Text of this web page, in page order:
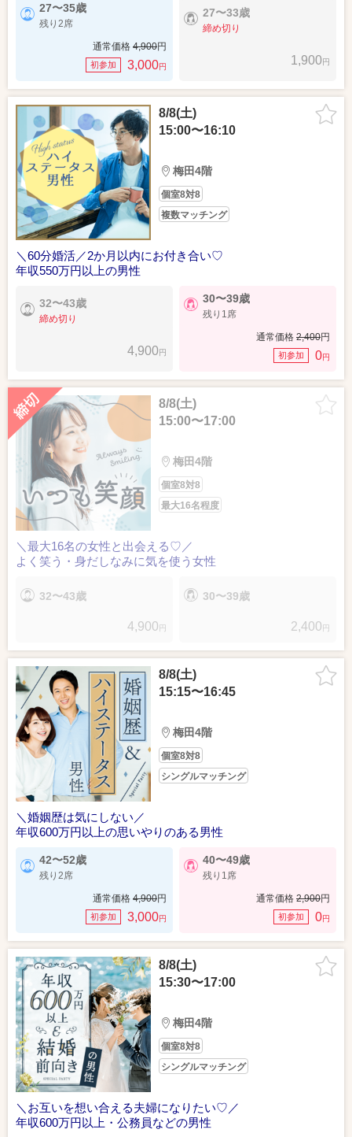
27〜35歳
残り2席
通常価格 4,900円
初参加 3,000円
27〜33歳
締め切り
1,900円
8/8(土)
15:00〜16:10
梅田4階
個室8対8
複数マッチング
＼60分婚活／2か月以内にお付き合い♡
年収550万円以上の男性
32〜43歳
締め切り
4,900円
30〜39歳
残り1席
通常価格 2,400円
初参加 0円
8/8(土)
15:00〜17:00
梅田4階
個室8対8
最大16名程度
＼最大16名の女性と出会える♡／
よく笑う・身だしなみに気を使う女性
32〜43歳
4,900 円
30〜39歳
2,400 円
8/8(土)
15:15〜16:45
梅田4階
個室8対8
シングルマッチング
＼婚姻歴は気にしない／
年収600万円以上の思いやりのある男性
42〜52歳
残り2席
通常価格 4,900円
初参加 3,000円
40〜49歳
残り1席
通常価格 2,900円
初参加 0円
8/8(土)
15:30〜17:00
梅田4階
個室8対8
シングルマッチング
＼お互いを想い合える夫婦になりたい♡／
年収600万円以上・公務員などの男性